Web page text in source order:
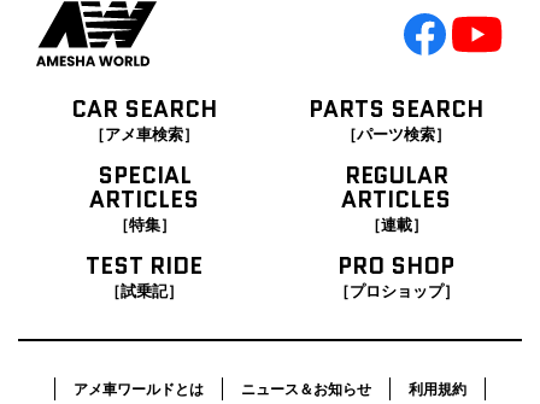
CAR SEARCH
［アメ車検索］
PARTS SEARCH
［パーツ検索］
SPECIAL
ARTICLES
［特集］
REGULAR
ARTICLES
［連載］
TEST RIDE
［試乗記］
PRO SHOP
［プロショップ］
アメ車ワールドとは ニュース＆お知らせ 利用規約